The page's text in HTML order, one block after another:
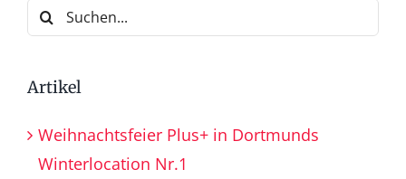
Suche
nach:
Artikel
Weihnachtsfeier Plus+ in Dortmunds
Winterlocation Nr.1